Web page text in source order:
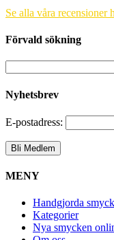
Se alla våra recensioner
Förvald sökning
Nyhetsbrev
E-postadress:
MENY
Handgjorda
Kategorier
Nya smycken